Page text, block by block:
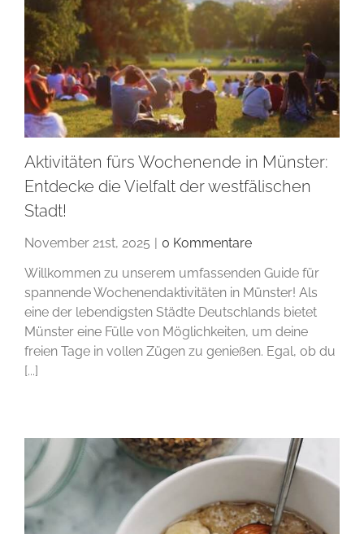
Aktivitäten fürs Wochenende in Münster:
Entdecke die Vielfalt der westfälischen
Stadt!
November 21st, 2025 | 0 Kommentare
Willkommen zu unserem umfassenden Guide für
spannende Wochenendaktivitäten in Münster! Als
eine der lebendigsten Städte Deutschlands bietet
Münster eine Fülle von Möglichkeiten, um deine
freien Tage in vollen Zügen zu genießen. Egal, ob du
[...]